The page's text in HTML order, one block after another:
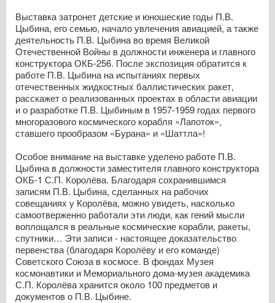
Выставка затронет детские и юношеские годы П.В.
Цыбина, его семью, начало увлечения авиацией, а также
деятельность П.В. Цыбина во время Великой
Отечественной Войны в должности инженера и главного
конструктора ОКБ-256. После экспозиция обратится к
работе П.В. Цыбина на испытаниях первых
отечественных жидкостных баллистических ракет,
расскажет о реализованных проектах в области авиации
и о разработке П.В. Цыбиным в 1957-1959 годах первого
многоразового космического корабля «Лапоток»,
ставшего прообразом «Бурана» и «Шаттла»!
Особое внимание на выставке уделено работе П.В.
Цыбина в должности заместителя главного конструктора
ОКБ-1 С.П. Королёва. Благодаря сохранившимся
записям П.В. Цыбина, сделанных на рабочих
совещаниях у Королёва, можно увидеть, насколько
самоотверженно работали эти люди, как гений мысли
воплощался в реальные космические корабли, ракеты,
спутники… Эти записи - настоящее доказательство
первенства (благодаря Королёву и его команде)
Советского Союза в космосе. В фондах Музея
космонавтики и Мемориального дома-музея академика
С.П. Королёва хранится около 100 предметов и
документов о П.В. Цыбине.